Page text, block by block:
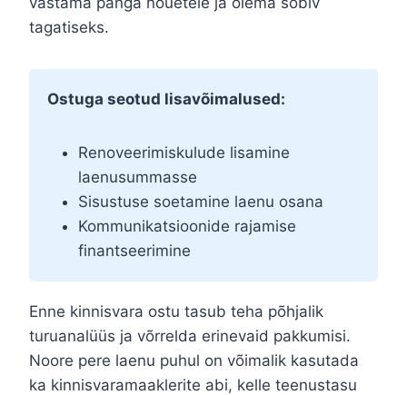
tagatiseks.
Ostuga seotud lisavõimalused:
Renoveerimiskulude lisamine
laenusummasse
Sisustuse soetamine laenu osana
Kommunikatsioonide rajamise
finantseerimine
Enne kinnisvara ostu tasub teha põhjalik
turuanalüüs ja võrrelda erinevaid pakkumisi.
Noore pere laenu puhul on võimalik kasutada
ka kinnisvaramaaklerite abi, kelle teenustasu